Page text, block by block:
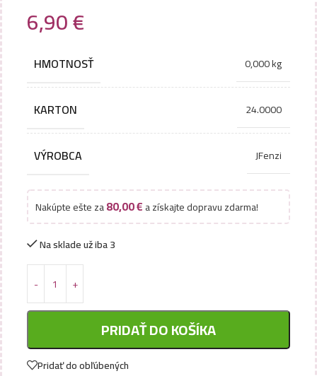
6,90€
HMOTNOSŤ 0,000 kg
KARTON 24.0000
VÝROBCA JFenzi
Nakúpte ešte za80,00€a získajte dopravu zdarma!
Na sklade už iba 3
PRIDAŤ DO KOŠÍKA
Pridať do obľúbených